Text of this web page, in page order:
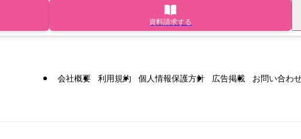
資料請求する
会社概要 利用規約 個人情報保護方針 広告掲載 お問い合わ